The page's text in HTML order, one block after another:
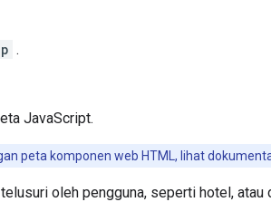
.
JavaScript.
peta komponen web HTML, lihat
oleh pengguna, seperti hotel,